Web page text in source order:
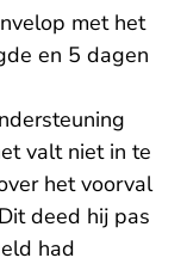
met het
en 5 dagen
valt niet in te
het voorval
deed hij pas
had